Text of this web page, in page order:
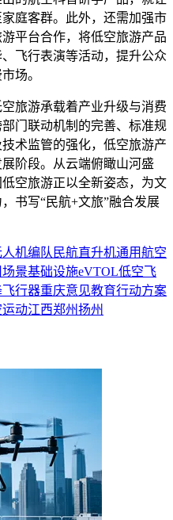
庭客群。此外，还需加强市
平台合作，将低空旅游产品
飞行表演等活动，提升公众
场。
旅游承载着产业升级与消费
门联动机制的完善、标准规
术监管的强化，低空旅游产
阶段。从云端俯瞰山河盛
空旅游正以全新姿态，为文
书写“民航+文旅”融合发展
机编队 民航直升机通用航空
景基础设施eVTOL低空飞
行器重庆意见教育行动方案
动江西郑州扬州